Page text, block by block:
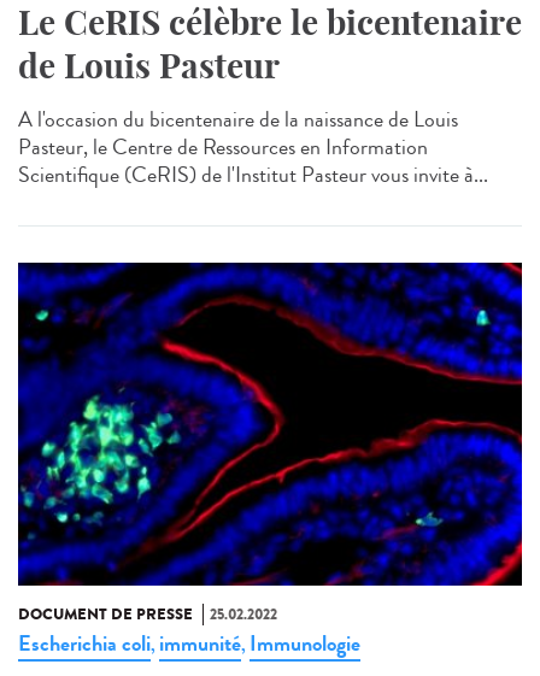
Le CeRIS célèbre le bicentenaire
de Louis Pasteur
A l'occasion du bicentenaire de la naissance de Louis
Pasteur, le Centre de Ressources en Information
Scientifique (CeRIS) de l'Institut Pasteur vous invite à...
DOCUMENT DE PRESSE 25.02.2022
Escherichia coli, immunité, Immunologie